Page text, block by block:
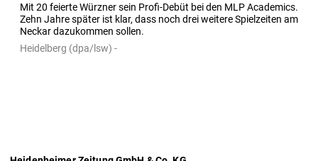
Mit 20 feierte Würzner sein Profi-Debüt bei den MLP Academics.
Zehn Jahre später ist klar, dass noch drei weitere Spielzeiten am
Neckar dazukommen sollen.
Heidelberg (dpa/lsw) -